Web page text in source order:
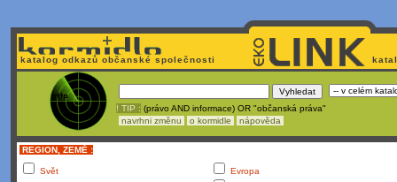
katalog odkazů občanské společnosti
! TIP : (právo AND informace) OR "občanská práva"
navrhni změnu
o kormidle nápověda
REGION, ZEMĚ :
Svět
Evropa